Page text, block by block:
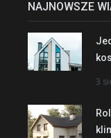
NAJNOWSZE
3